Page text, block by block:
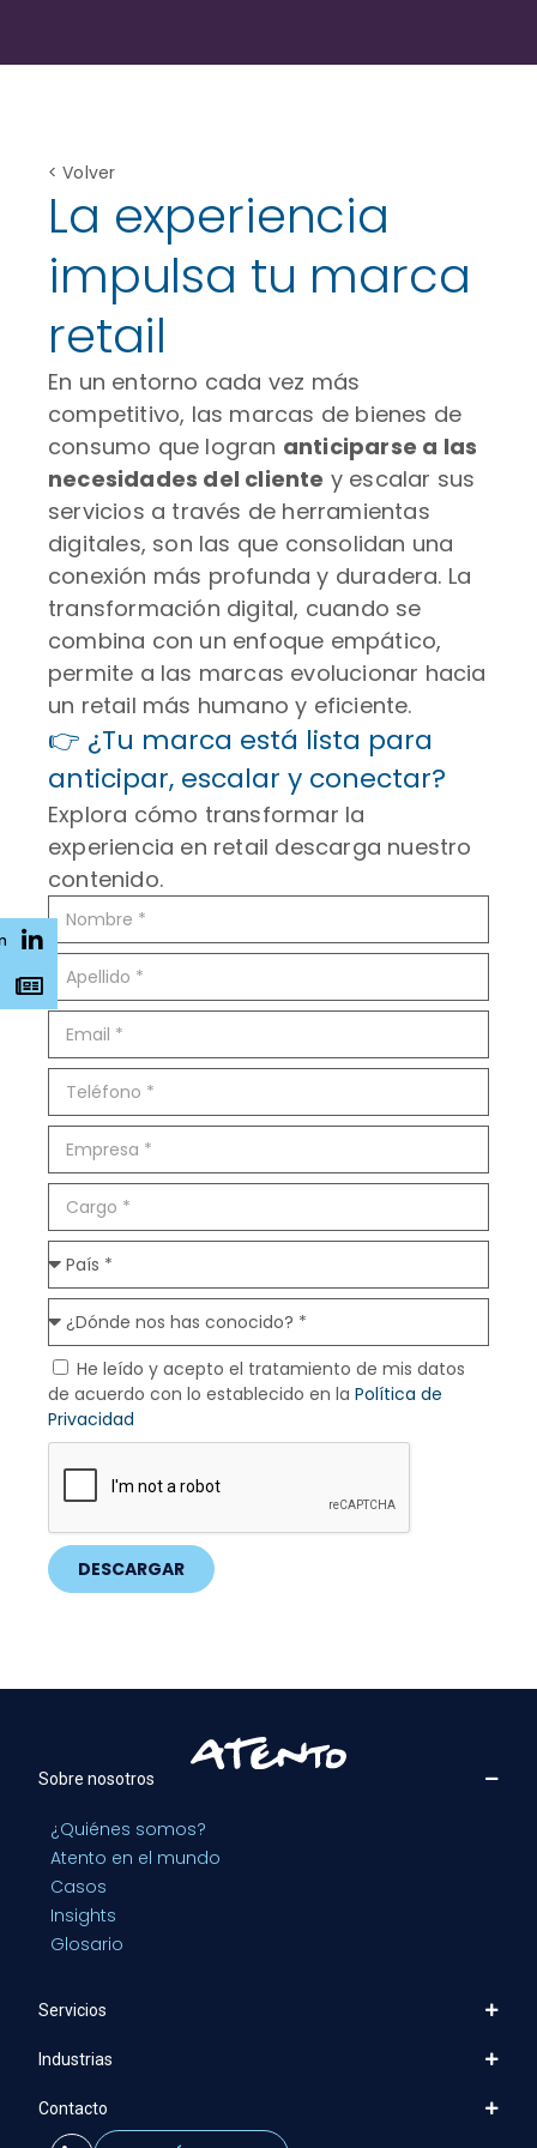
< Volver
La experiencia
impulsa tu marca
retail
En un entorno cada vez más
competitivo, las marcas de bienes de
consumo que logran anticiparse a las
necesidades del cliente y escalar sus
servicios a través de herramientas
digitales, son las que consolidan una
conexión más profunda y duradera. La
transformación digital, cuando se
combina con un enfoque empático,
permite a las marcas evolucionar hacia
un retail más humano y eficiente.
👉 ¿Tu marca está lista para
anticipar, escalar y conectar?
Explora cómo transformar la
experiencia en retail descarga nuestro
contenido.
He leído y acepto el tratamiento de mis datos
de acuerdo con lo establecido en la Política de
Privacidad
DESCARGAR
Sobre nosotros
¿Quiénes somos?
Atento en el mundo
Casos
Insights
Glosario
Servicios
Industrias
Contacto